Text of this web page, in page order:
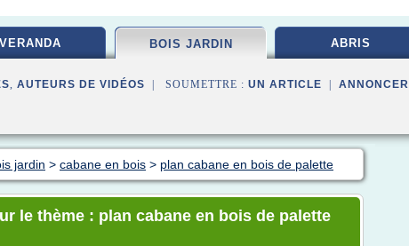
VERANDA BOIS JARDIN ABRIS
, AUTEURS DE VIDÉOS | SOUMETTRE : UN ARTICLE ANNONCER
jardin > cabane en bois > plan cabane en bois de palette
le thème : plan cabane en bois de palette